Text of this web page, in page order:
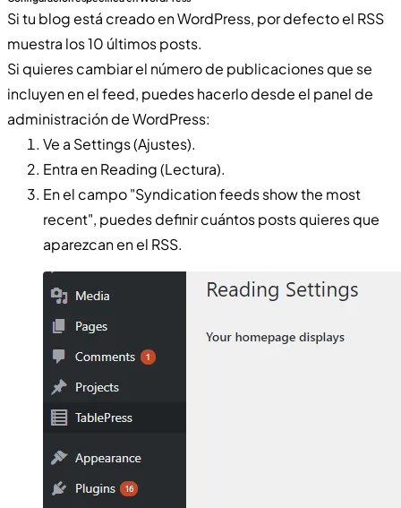
Si tu blog está creado en WordPress, por defecto el RSS
muestra los 10 últimos posts.
Si quieres cambiar el número de publicaciones que se
incluyen en el feed, puedes hacerlo desde el panel de
administración de WordPress:
Ve a Settings (Ajustes).
Entra en Reading (Lectura).
En el campo "Syndication feeds show the most
recent", puedes definir cuántos posts quieres que
aparezcan en el RSS.